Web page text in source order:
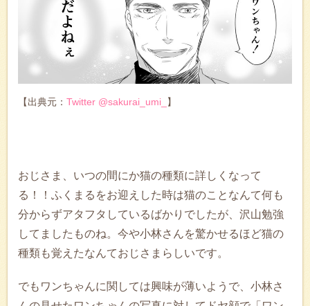
【出典元： Twitter @sakurai_umi_ 】
おじさま、いつの間にか猫の種類に詳しくなって
る！！ふくまるをお迎えした時は猫のことなんて何も
分からずアタフタしているばかりでしたが、沢山勉強
してましたものね。今や小林さんを驚かせるほど猫の
種類も覚えたなんておじさまらしいです。
でもワンちゃんに関しては興味が薄いようで、小林さ